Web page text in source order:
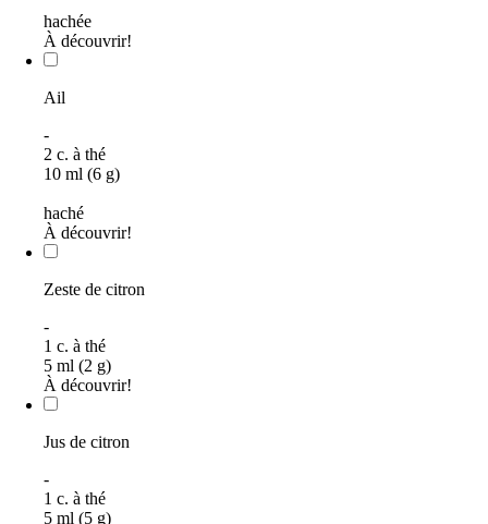
hachée
À découvrir!
Ail
-
2 c. à thé
10 ml (6 g)
haché
À découvrir!
Zeste de citron
-
1 c. à thé
5 ml (2 g)
À découvrir!
Jus de citron
-
1 c. à thé
5 ml (5 g)